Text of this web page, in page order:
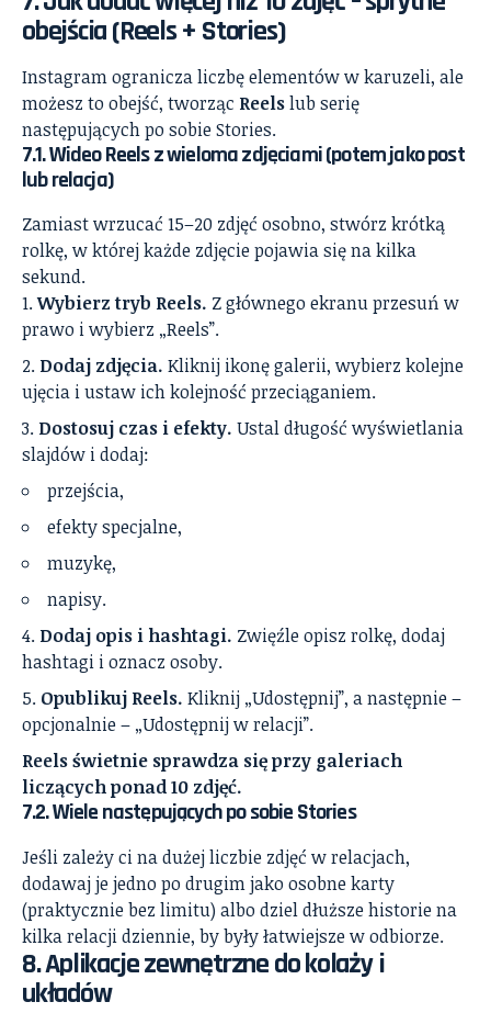
obejścia (Reels + Stories)
Instagram ogranicza liczbę elementów w karuzeli, ale
możesz to obejść, tworząc Reelslub serię
następujących po sobie Stories.
7.1. Wideo Reels z wieloma zdjęciami (potem jako post
lub relacja)
Zamiast wrzucać 15–20 zdjęć osobno, stwórz krótką
rolkę, w której każde zdjęcie pojawia się na kilka
sekund.
Wybierz tryb Reels. Z głównego ekranu przesuń w
prawo i wybierz „Reels”.
Dodaj zdjęcia. Kliknij ikonę galerii, wybierz kolejne
ujęcia i ustaw ich kolejność przeciąganiem.
Dostosuj czas i efekty. Ustal długość wyświetlania
slajdów i dodaj:
przejścia,
efekty specjalne,
muzykę,
napisy.
Dodaj opis i hashtagi. Zwięźle opisz rolkę, dodaj
hashtagi i oznacz osoby.
Opublikuj Reels. Kliknij „Udostępnij”, a następnie –
opcjonalnie – „Udostępnij w relacji”.
Reels świetnie sprawdza się przy galeriach
liczących ponad 10 zdjęć.
7.2. Wiele następujących po sobie Stories
Jeśli zależy ci na dużej liczbie zdjęć w relacjach,
dodawaj je jedno po drugim jako osobne karty
(praktycznie bez limitu) albo dziel dłuższe historie na
kilka relacji dziennie, by były łatwiejsze w odbiorze.
8. Aplikacje zewnętrzne do kolaży i
układów